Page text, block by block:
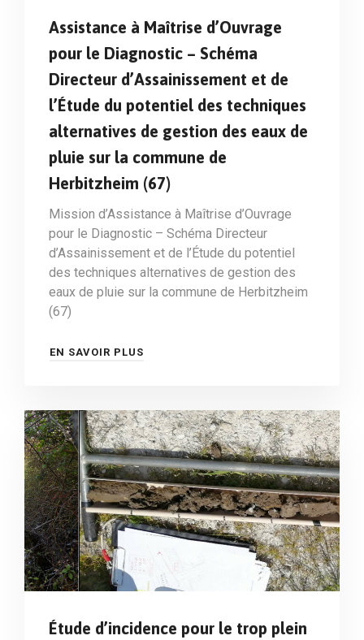
Assistance à Maîtrise d’Ouvrage
pour le Diagnostic – Schéma
Directeur d’Assainissement et de
l’Étude du potentiel des techniques
alternatives de gestion des eaux de
pluie sur la commune de
Herbitzheim (67)
Mission d’Assistance à Maîtrise d’Ouvrage
pour le Diagnostic – Schéma Directeur
d’Assainissement et de l’Étude du potentiel
des techniques alternatives de gestion des
eaux de pluie sur la commune de Herbitzheim
(67)
EN SAVOIR PLUS
Étude d’incidence pour le trop plein